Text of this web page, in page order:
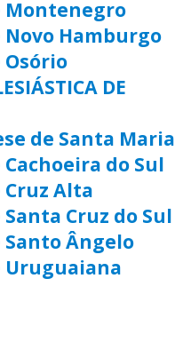
Montenegro
Novo Hamburgo
Osório
DE
de Santa Maria
Cachoeira do Sul
Cruz Alta
Santa Cruz do Sul
Santo Ângelo
Uruguaiana